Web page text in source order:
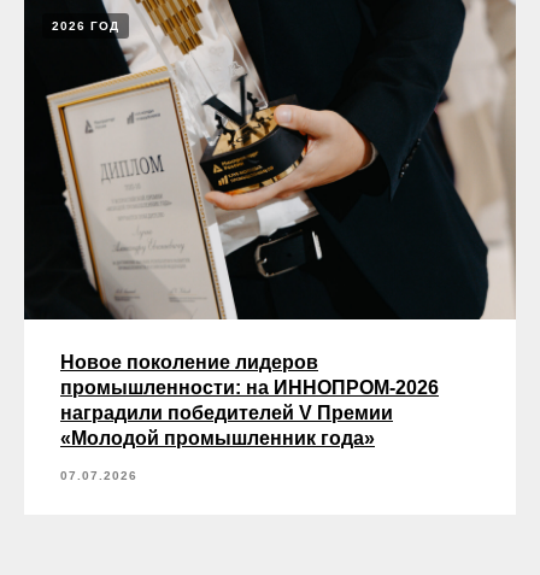
2026 ГОД
Новое поколение лидеров
промышленности: на ИННОПРОМ-2026
наградили победителей V Премии
«Молодой промышленник года»
07.07.2026